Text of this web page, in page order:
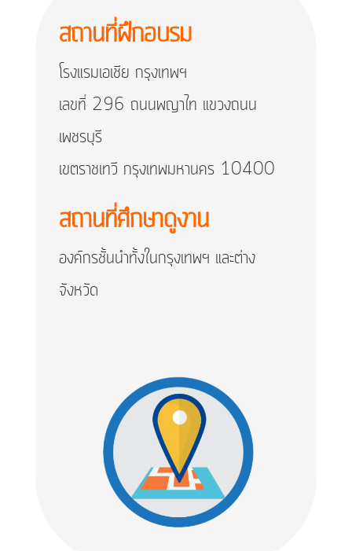
สถานที่ฝึกอบรม
โรงแรมเอเชีย กรุงเทพฯ
เลขที่ 296 ถนนพญาไท แขวงถนน
เพชรบุรี
เขตราชเทวี กรุงเทพมหานคร 10400
สถานที่ศึกษาดูงาน
องค์กรชั้นนำทั้งในกรุงเทพฯ และต่าง
จังหวัด